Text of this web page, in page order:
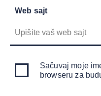
Web sajt
Sačuvaj moje
browseru za